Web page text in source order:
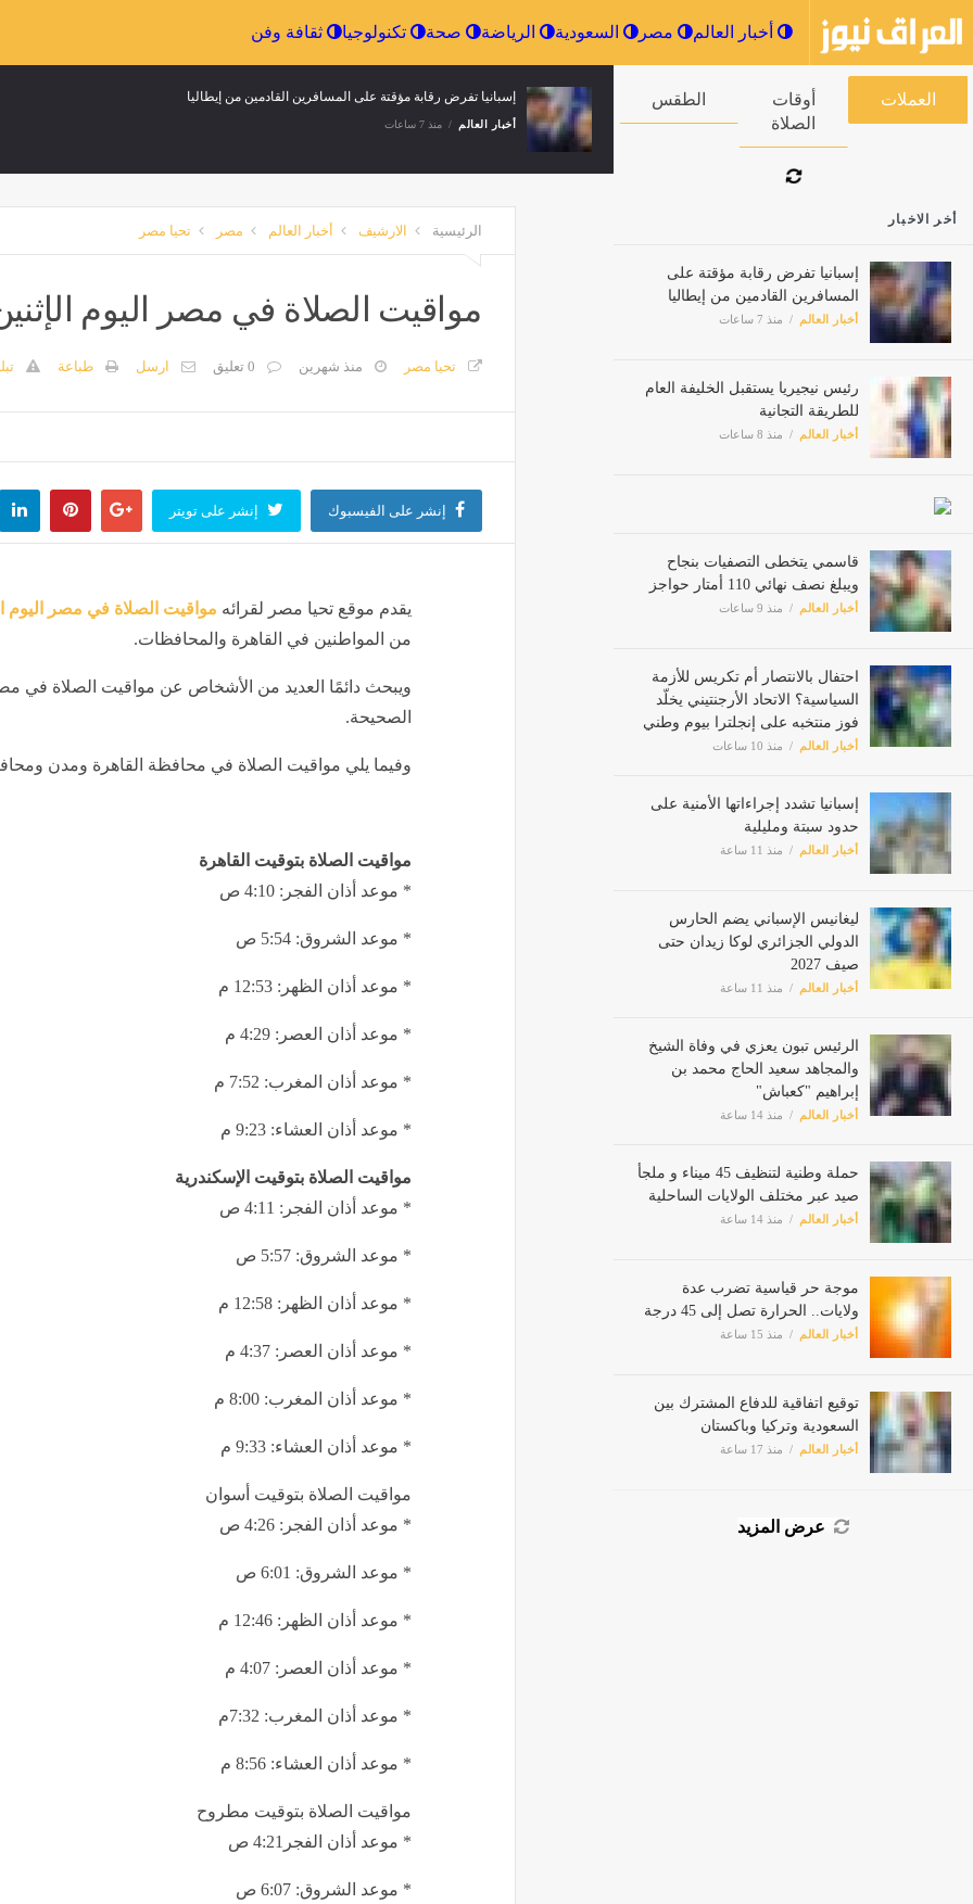
أخبار العالم مصر السعودية الرياضة صحة تكنولوجيا
العملات أوقات الصلاة الطقس
أخر الاخبار
المسافرين القادمين من إيطاليا
أخبار العالم
للطريقة التجانية
أخبار العالم منذ 8 ساعات
ويبلغ نصف نهائي 110 أمتار حواجز
أخبار العالم منذ 9 ساعات
احتفال بالانتصار أم تكريس للأزمة
السياسية؟ الاتحاد الأرجنتيني يخلّد
فوز منتخبه على إنجلترا بيوم وطني
أخبار العالم منذ 10 ساعات
إسبانيا تشدد إجراءاتها الأمنية على
حدود سبتة ومليلية
أخبار العالم منذ 11 ساعة
الدولي الجزائري لوكا زيدان حتى
صيف 2027
أخبار العالم
والمجاهد سعيد الحاج محمد بن
إبراهيم "كعباش"
أخبار العالم منذ 14 ساعة
حملة وطنية لتنظيف 45 ميناء و ملجأ
صيد عبر مختلف الولايات الساحلية
أخبار العالم
ولايات.. الحرارة تصل إلى 45 درجة
أخبار العالم منذ 15 ساعة
السعودية وتركيا وباكستان
أخبار العالم منذ 17 ساعة
عرض المزيد
إسبانيا تفرض رقابة مؤقتة على المسافرين القادمين من إيطاليا
أخبار العالم منذ 7 ساعات
الرئيسية الارشيف أخبار العالم مصر تحيا مصر
مواقيت الصلاة في مصر اليوم الإثنين 1 - 6 -
تحيا مصر منذ شهرين 0 تعليق ارسل طباعة
من المواطنين في القاهرة والمحافظات.
ويبحث دائمًا العديد من الأشخاص عن مواقيت الصلاة في
الصحيحة.
وفيما يلي مواقيت الصلاة في محافظة القاهرة ومدن
مواقيت الصلاة بتوقيت القاهرة
* موعد أذان الفجر: 4:10 ص
* موعد الشروق: 5:54 ص
* موعد أذان ‎الظهر: 12:53 م
* موعد أذان ‎المغرب: 7:52 م
* موعد أذان ‎العشاء: 9:23 م
مواقيت الصلاة بتوقيت الإسكندرية
* موعد أذان الفجر: 4:11 ص
* موعد الشروق: 5:57 ص
* ‎موعد أذان الظهر: 12:58 م
* موعد أذان ‎العصر: 4:37 م